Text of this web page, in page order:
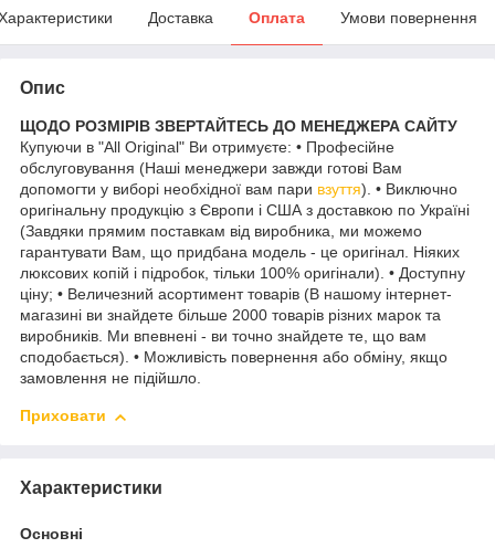
Доставка Оплата Умови повернення
Опис
ЩОДО РОЗМІРІВ ЗВЕРТАЙТЕСЬ ДО МЕНЕДЖЕРА САЙТУ
Купуючи в "All Original" Ви отримуєте: • Професійне
обслуговування (Наші менеджери завжди готові Вам
допомогти у виборі необхідної вам пари взуття). • Виключно
оригінальну продукцію з Європи і США з доставкою по Україні
(Завдяки прямим поставкам від виробника, ми можемо
гарантувати Вам, що придбана модель - це оригінал. Ніяких
люксових копій і підробок, тільки 100% оригінали). • Доступну
ціну; • Величезний асортимент товарів (В нашому інтернет-
магазині ви знайдете більше 2000 товарів різних марок та
виробників. Ми впевнені - ви точно знайдете те, що вам
сподобається). • Можливість повернення або обміну, якщо
замовлення не підійшло.
Приховати
Характеристики
Основні